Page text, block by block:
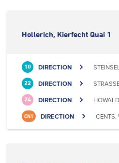
Hollerich, Kierfecht Quai 1
10 DIRECTION
22 DIRECTION
24 DIRECTION
CN1 DIRECTION CENTS,